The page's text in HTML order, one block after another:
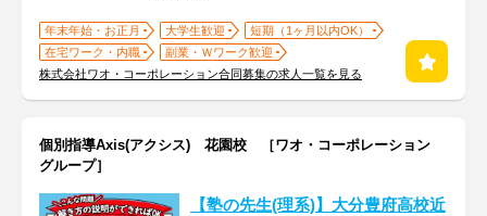
年末年始・お正月 大学生歓迎
短期（1ヶ月以内OK）
在宅ワーク・内職
副業・Ｗワーク歓迎
株式会社ワオ・コーポレーション合同募集の求人一覧を見る
個別指導Axis(アクシス) 花園校 ［ワオ・コーポレーション
グループ］
【塾の先生(理系)】大分豊府高校近